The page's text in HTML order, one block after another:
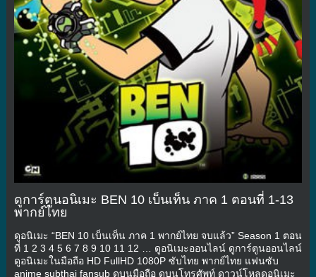
ดูการ์ตูนอนิเมะ BEN 10 เบ็นเท็น ภาค 1 ตอนที่ 1-13
พากย์ไทย
ดูอนิเมะ “BEN 10 เบ็นเท็น ภาค 1 พากย์ไทย จบแล้ว” Season 1 ตอน
ที่ 1 2 3 4 5 6 7 8 9 10 11 12 … ดูอนิเมะออนไลน์ ดูการ์ตูนออนไลน์
ดูอนิเมะในมือถือ HD FullHD 1080P ซับไทย พากย์ไทย แฟนซับ
anime subthai fansub ดูบนมือถือ ดูบนโทรศัพท์ ดาวน์โหลดอนิเมะ